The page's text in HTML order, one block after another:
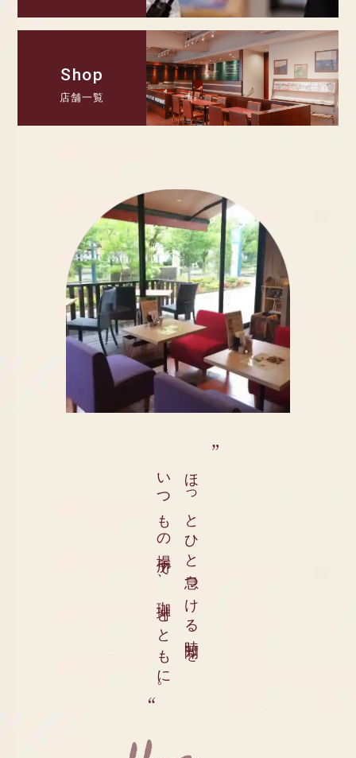
Shop
店舗一覧
ほっとひと息つける時間を
いつもの場所で、珈琲とともに。